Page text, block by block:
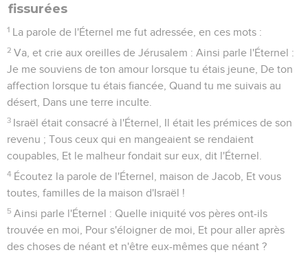
fissurées
1 La parole de l'Éternel me fut adressée, en ces mots :
2 Va, et crie aux oreilles de Jérusalem : Ainsi parle l'Éternel :
Je me souviens de ton amour lorsque tu étais jeune, De ton
affection lorsque tu étais fiancée, Quand tu me suivais au
désert, Dans une terre inculte.
3 Israël était consacré à l'Éternel, Il était les prémices de son
revenu ; Tous ceux qui en mangeaient se rendaient
coupables, Et le malheur fondait sur eux, dit l'Éternel.
4 Écoutez la parole de l'Éternel, maison de Jacob, Et vous
toutes, familles de la maison d'Israël !
5 Ainsi parle l'Éternel : Quelle iniquité vos pères ont-ils
trouvée en moi, Pour s'éloigner de moi, Et pour aller après
des choses de néant et n'être eux-mêmes que néant ?